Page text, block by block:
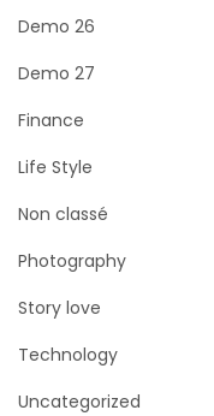
Demo 26
Demo 27
Finance
Life Style
Non classé
Photography
Story love
Technology
Uncategorized